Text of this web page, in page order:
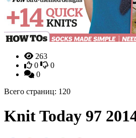
263
0
0
0
Всего страниц: 120
Knit Today 97